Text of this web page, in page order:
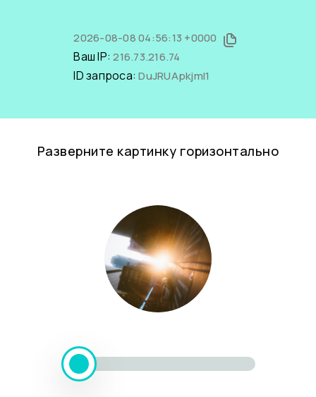
2026-08-08 04:56:13 +0000
Ваш IP:216.73.216.74
ID запроса:DuJRUApkjmI1
Разверните картинку горизонтально